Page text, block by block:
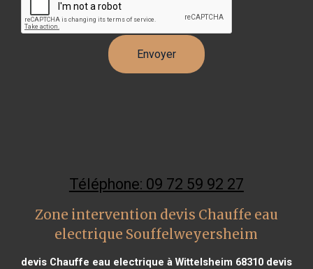
Téléphone: 09 72 59 92 27
Zone intervention devis Chauffe eau
electrique Souffelweyersheim
devis Chauffe eau electrique à Wittelsheim 68310devis